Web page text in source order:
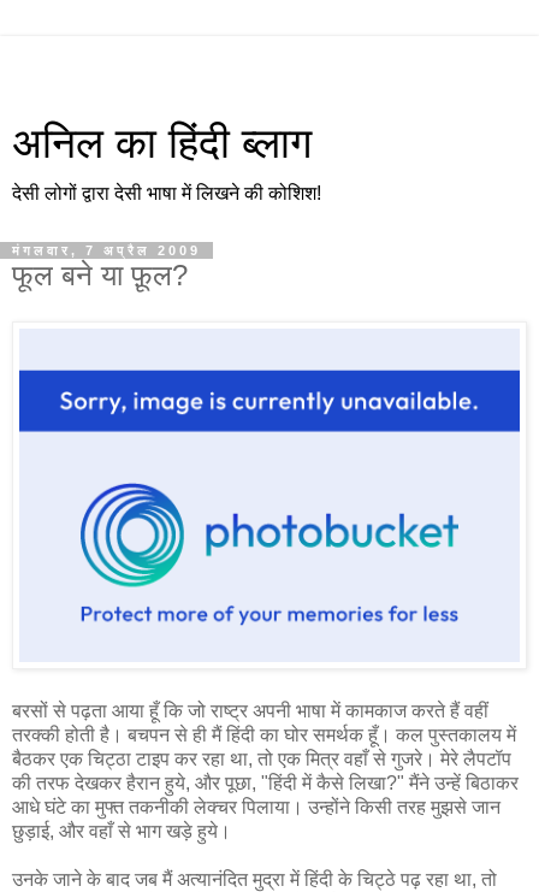
अनिल का हिंदी ब्लाग
देसी लोगों द्वारा देसी भाषा में लिखने की कोशिश!
मंगलवार, 7 अप्रैल 2009
फूल बने या फ़ूल?
बरसों से पढ़ता आया हूँ कि जो राष्ट्र अपनी भाषा में कामकाज करते हैं वहीं
तरक्की होती है। बचपन से ही मैं हिंदी का घोर समर्थक हूँ। कल पुस्तकालय में
बैठकर एक चिट्ठा टाइप कर रहा था, तो एक मित्र वहाँ से गुजरे। मेरे लैपटॉप
की तरफ देखकर हैरान हुये, और पूछा, "हिंदी में कैसे लिखा?" मैंने उन्हें बिठाकर
आधे घंटे का मुफ्त तकनीकी लेक्चर पिलाया। उन्होंने किसी तरह मुझसे जान
छुड़ाई, और वहाँ से भाग खड़े हुये।
उनके जाने के बाद जब मैं अत्यानंदित मुद्रा में हिंदी के चिट्ठे पढ़ रहा था, तो